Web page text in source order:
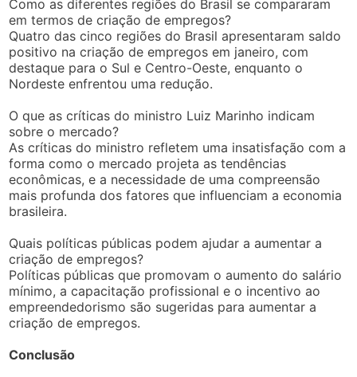
Como as diferentes regiões do Brasil se compararam
em termos de criação de empregos?
Quatro das cinco regiões do Brasil apresentaram saldo
positivo na criação de empregos em janeiro, com
destaque para o Sul e Centro-Oeste, enquanto o
Nordeste enfrentou uma redução.
O que as críticas do ministro Luiz Marinho indicam
sobre o mercado?
As críticas do ministro refletem uma insatisfação com a
forma como o mercado projeta as tendências
econômicas, e a necessidade de uma compreensão
mais profunda dos fatores que influenciam a economia
brasileira.
Quais políticas públicas podem ajudar a aumentar a
criação de empregos?
Políticas públicas que promovam o aumento do salário
mínimo, a capacitação profissional e o incentivo ao
empreendedorismo são sugeridas para aumentar a
criação de empregos.
Conclusão